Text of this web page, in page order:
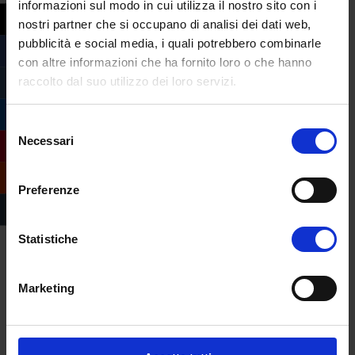
informazioni sul modo in cui utilizza il nostro sito con i
nostri partner che si occupano di analisi dei dati web,
pubblicità e social media, i quali potrebbero combinarle
con altre informazioni che ha fornito loro o che hanno
raccolto dal suo utilizzo dei loro servizi.
delNecessari
Preferenze
Statistiche
Marketing
Compila il form e